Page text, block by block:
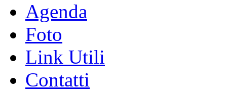
Agenda
Foto
Link Utili
Contatti